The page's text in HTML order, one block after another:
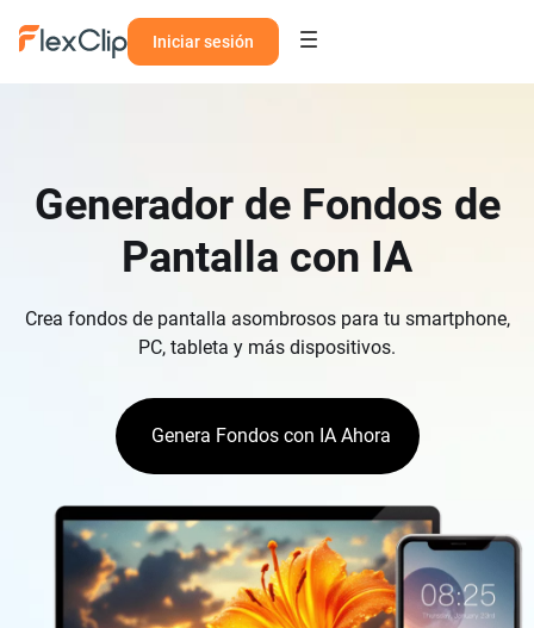
Iniciar sesión
Generador de Fondos de
Pantalla con IA
Crea fondos de pantalla asombrosos para tu smartphone,
PC, tableta y más dispositivos.
Genera Fondos con IA Ahora